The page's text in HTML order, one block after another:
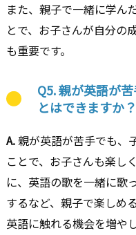
また、親子で一緒に学ん
とで、お子さんが自分の
も重要です。
Q5. 親が英語が
とはできますか？
A.親が英語が苦手でも、
ことで、お子さんも楽し
に、英語の歌を一緒に歌
するなど、親子で楽しめ
英語に触れる機会を増や